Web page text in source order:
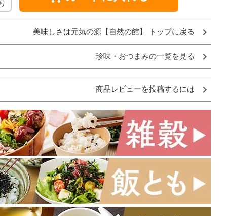
美味しさは元気の源【自然の館】 トップに戻る
珍味・おつまみの一覧を見る
商品レビューを投稿するには